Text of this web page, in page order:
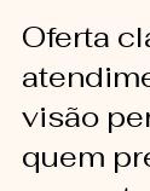
Oferta
visão
quem